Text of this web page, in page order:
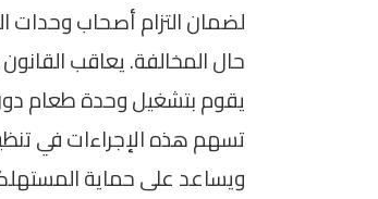
لضمان التزام أصحاب وحدات
يقوم بتشغيل وحدة طعام دون
تسهم هذه الإجراءات في
ويساعد على حماية